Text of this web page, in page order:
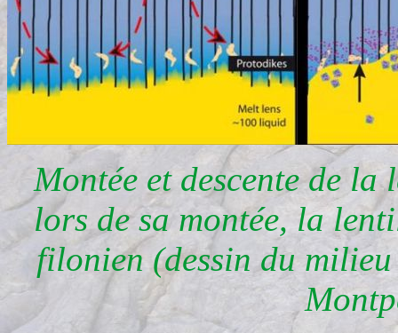
Montée et descente de
lors de sa montée, la
filonien (dessin du